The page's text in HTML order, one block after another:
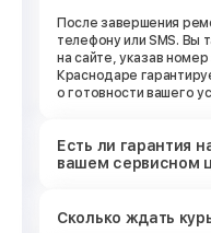
После завершения
телефону или SMS. Вы
на сайте, указав
Краснодаре
о готовности вашего
Есть ли гарантия
вашем сервисном
Сколько ждать